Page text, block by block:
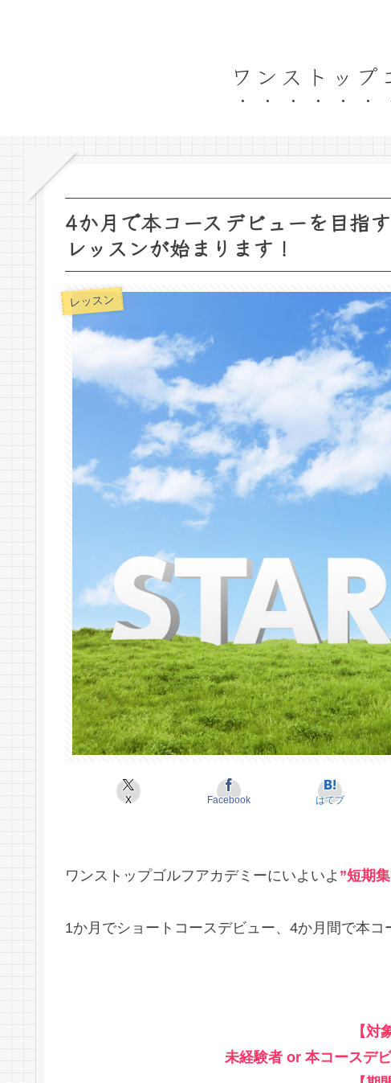
ワンストップ
4か月で本コースデビューを目指
レッスンが始まります！
レッスン
X Facebook はてブ
ワンストップゴルフアカデミーにいよいよ ”短期
1か月でショートコースデビュー、4か月間で本
【対
未経験者 or 本コースデ